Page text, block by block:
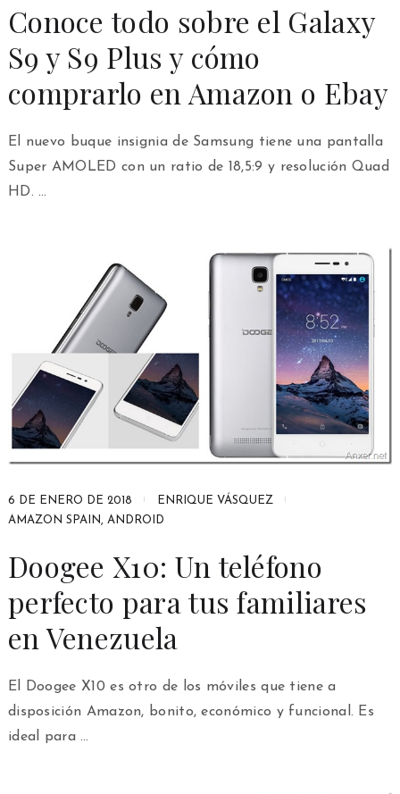
Conoce todo sobre el Galaxy
S9 y S9 Plus y cómo
comprarlo en Amazon o Ebay
El nuevo buque insignia de Samsung tiene una pantalla
Super AMOLED con un ratio de 18,5:9 y resolución Quad
HD. …
6 DE ENERO DE 2018
ENRIQUE VÁSQUEZ
AMAZON SPAIN, ANDROID
Doogee X10: Un teléfono
perfecto para tus familiares
en Venezuela
El Doogee X10 es otro de los móviles que tiene a
disposición Amazon, bonito, económico y funcional. Es
ideal para …